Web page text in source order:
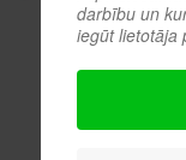
darbību un
iegūt lietotāja